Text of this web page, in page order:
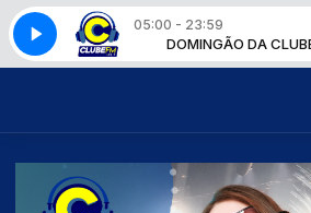
05:00 - 23:59
DOMINGÃO DA CLUBE